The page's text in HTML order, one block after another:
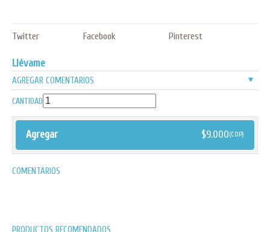
Twitter Facebook Pinterest
Llévame
AGREGAR COMENTARIOS v
CANTIDAD
Agregar $9.000(COP)
COMENTARIOS